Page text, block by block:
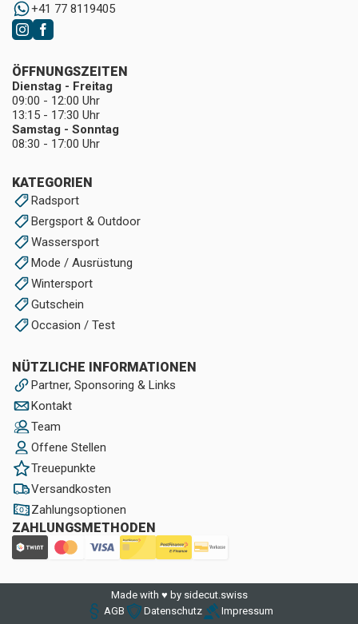
+41 77 8119405
KATEGORIEN
Radsport
Bergsport & Outdoor
Wassersport
Mode / Ausrüstung
Wintersport
Gutschein
Occasion / Test
NÜTZLICHE INFORMATIONEN
Partner, Sponsoring & Links
Kontakt
Team
Offene Stellen
Treuepunkte
Versandkosten
Zahlungsoptionen
ZAHLUNGSMETHODEN
ÖFFNUNGSZEITEN
Dienstag - Freitag
09:00 - 12:00 Uhr
13:15 - 17:30 Uhr
Samstag - Sonntag
08:30 - 17:00 Uhr
Made with ♥ by sidecut.swiss
AGB
Datenschutz Impressum